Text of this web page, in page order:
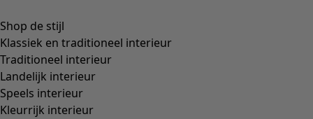
Shop de stijl
Klassiek en traditioneel interieur
Traditioneel interieur
Landelijk interieur
Speels interieur
Kleurrijk interieur